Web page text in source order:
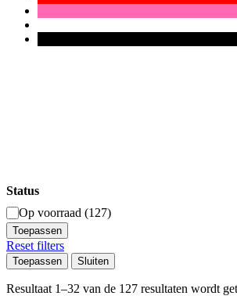
Status
Beschikbaarheid
Op voorraad (127)
Toepassen
Reset filters
Toepassen Sluiten
Resultaat 1–32 van de 127 resultaten wordt